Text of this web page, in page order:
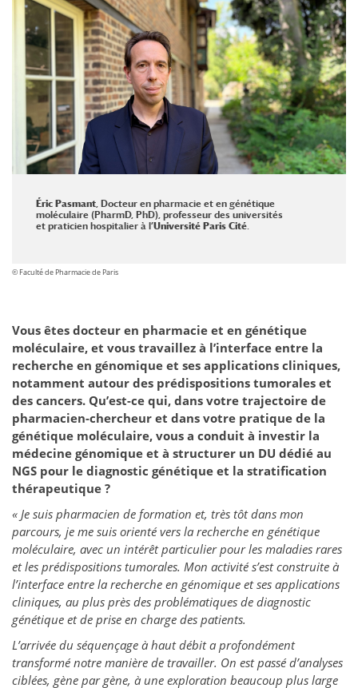
Éric Pasmant, Docteur en pharmacie et en génétique
moléculaire (PharmD, PhD), professeur des universités
et praticien hospitalier à l’Université Paris Cité.
© Faculté de Pharmacie de Paris
Vous êtes docteur en pharmacie et en génétique
moléculaire, et vous travaillez à l’interface entre la
recherche en génomique et ses applications cliniques,
notamment autour des prédispositions tumorales et
des cancers. Qu’est-ce qui, dans votre trajectoire de
pharmacien-chercheur et dans votre pratique de la
génétique moléculaire, vous a conduit à investir la
médecine génomique et à structurer un DU dédié au
NGS pour le diagnostic génétique et la stratification
thérapeutique ?
« Je suis pharmacien de formation et, très tôt dans mon
parcours, je me suis orienté vers la recherche en génétique
moléculaire, avec un intérêt particulier pour les maladies rares
et les prédispositions tumorales. Mon activité s’est construite à
l’interface entre la recherche en génomique et ses applications
cliniques, au plus près des problématiques de diagnostic
génétique et de prise en charge des patients.
L’arrivée du séquençage à haut débit a profondément
transformé notre manière de travailler. On est passé d’analyses
ciblées, gène par gène, à une exploration beaucoup plus large